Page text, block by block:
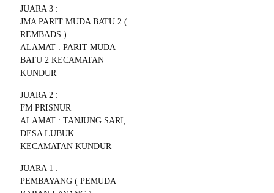
JUARA 3 :
JMA PARIT MUDA BATU 2 (
REMBADS )
ALAMAT : PARIT MUDA
BATU 2 KECAMATAN
KUNDUR
JUARA 2 :
FM PRISNUR
ALAMAT : TANJUNG SARI,
DESA LUBUK .
KECAMATAN KUNDUR
JUARA 1 :
PEMBAYANG ( PEMUDA